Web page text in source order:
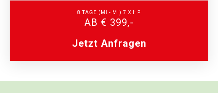
8 TAGE (MI - MI) 7 X HP
AB € 399,-
Jetzt Anfragen